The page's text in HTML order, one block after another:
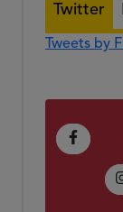
Twitter
Tweets by